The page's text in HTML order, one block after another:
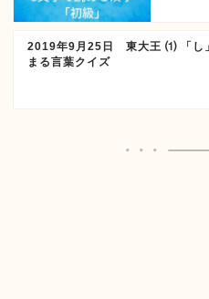
2019年9月25日 東大王 ⑴ 「し
まる言葉クイズ